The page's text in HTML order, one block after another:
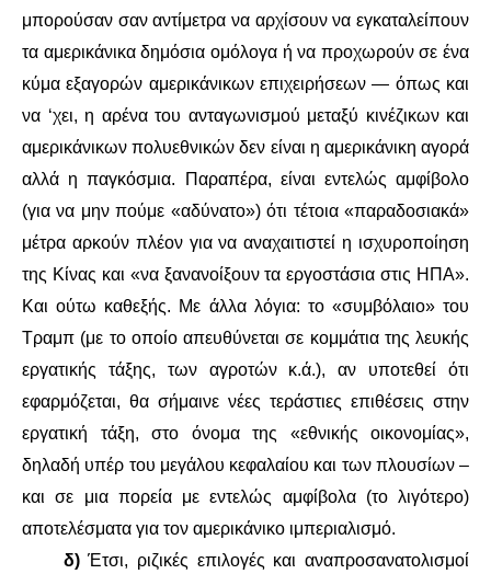
μπορούσαν σαν αντίμετρα να αρχίσουν να εγκαταλείπουν
τα αμερικάνικα δημόσια ομόλογα ή να προχωρούν σε ένα
κύμα εξαγορών αμερικάνικων επιχειρήσεων — όπως και
να ‘χει, η αρένα του ανταγωνισμού μεταξύ κινέζικων και
αμερικάνικων πολυεθνικών δεν είναι η αμερικάνικη αγορά
αλλά η παγκόσμια. Παραπέρα, είναι εντελώς αμφίβολο
(για να μην πούμε «αδύνατο») ότι τέτοια «παραδοσιακά»
μέτρα αρκούν πλέον για να αναχαιτιστεί η ισχυροποίηση
της Κίνας και «να ξανανοίξουν τα εργοστάσια στις ΗΠΑ».
Και ούτω καθεξής. Με άλλα λόγια: το «συμβόλαιο» του
Τραμπ (με το οποίο απευθύνεται σε κομμάτια της λευκής
εργατικής τάξης, των αγροτών κ.ά.), αν υποτεθεί ότι
εφαρμόζεται, θα σήμαινε νέες τεράστιες επιθέσεις στην
εργατική τάξη, στο όνομα της «εθνικής οικονομίας»,
δηλαδή υπέρ του μεγάλου κεφαλαίου και των πλουσίων –
και σε μια πορεία με εντελώς αμφίβολα (το λιγότερο)
αποτελέσματα για τον αμερικάνικο ιμπεριαλισμό.
δ)Έτσι, ριζικές επιλογές και αναπροσανατολισμοί